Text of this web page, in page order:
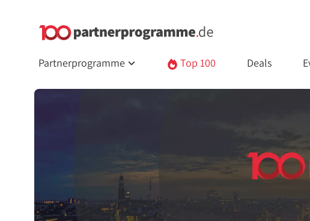
Partnerprogramme Top 100 Deals